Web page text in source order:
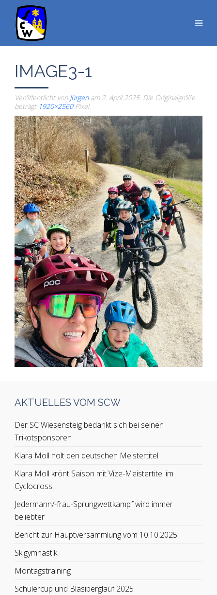
IMAGE3-1
Veröffentlicht von Jürgenam 2. April 2025. Die Originalgröße
beträgt 1920×2560Pixel.
AKTUELLES VOM SCW
Der SC Wiesensteig bedankt sich bei seinen
Trikotsponsoren
Klara Moll holt den deutschen Meistertitel
Klara Moll krönt Saison mit Vize-Meistertitel im
Cyclocross
Jedermann/-frau-Sprungwettkampf wird immer
beliebter
Bericht zur Hauptversammlung vom 10.10.2025
Skigymnastik
Montagstraining
Schülercup und Bläsiberglauf 2025